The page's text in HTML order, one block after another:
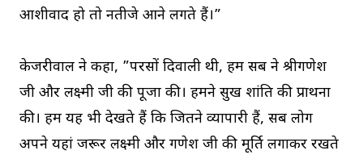
आशीर्वाद हो तो नतीजे आने लगते हैं।”
केजरीवाल ने कहा, ”परसों दिवाली थी, हम सब ने श्रीगणेश
जी और लक्ष्मी जी की पूजा की। हमने सुख शांति की प्रार्थना
की। हम यह भी देखते हैं कि जितने व्यापारी हैं, सब लोग
अपने यहां जरूर लक्ष्मी और गणेश जी की मूर्ति लगाकर रखते